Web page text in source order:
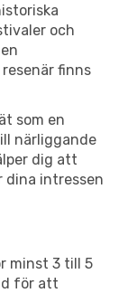
och
finns
som en
närliggande
dig att
dina intressen
minst 3 till 5
för att